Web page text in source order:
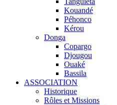
Kouandé
Péhonco
Kérou
Donga
Copargo
Djougou
Ouaké
Bassila
ASSOCIATION
Historique
Rôles et Missions